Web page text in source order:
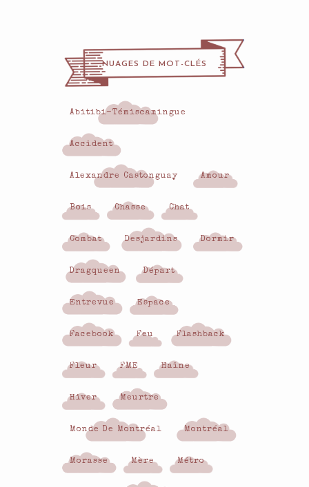
NUAGES DE MOT-CLÉS
Abitibi-Témiscamingue
Accident
Alexandre Castonguay Amour
Bois Chasse Chat
Combat Desjardins Dormir
Dragqueen Départ
Entrevue Espace
Facebook Feu Flashback
Fleur FME Haine
Hiver Meurtre
Monde De Montréal Montréal
Morasse Mère Métro